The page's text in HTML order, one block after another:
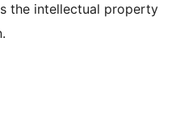
the intellectual property